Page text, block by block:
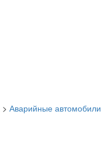
> Аварийные автомобили